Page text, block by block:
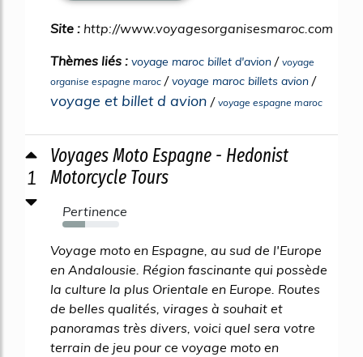
Site : http://www.voyagesorganisesmaroc.com
Thèmes liés : voyage maroc billet d'avion / voyage
organise espagne maroc /voyage maroc billets avion /
voyage et billet d avion / voyage espagne maroc
1
Voyages Moto Espagne - Hedonist
Motorcycle Tours
Pertinence
40%
Voyage moto en Espagne, au sud de l'Europe
en Andalousie. Région fascinante qui possède
la culture la plus Orientale en Europe. Routes
de belles qualités, virages à souhait et
panoramas très divers, voici quel sera votre
terrain de jeu pour ce voyage moto en